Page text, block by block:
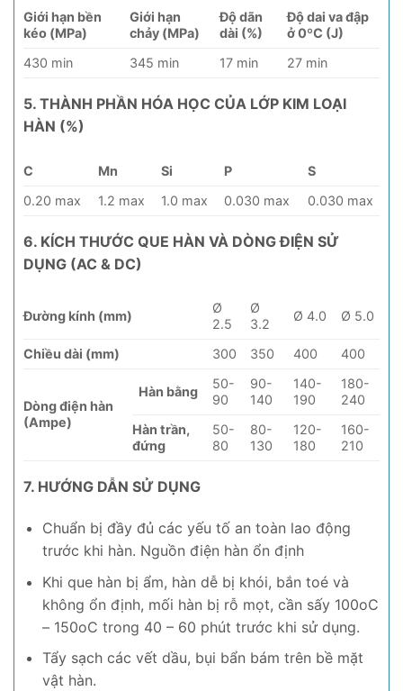
Giới hạn bền
kéo (MPa)
Giới hạn
chảy (MPa)
Độ dãn
dài (%)
Độ dai va đập
ở 0ºC (J)
430 min
345 min 17 min 27 min
5. THÀNH PHẦN HÓA HỌC CỦA LỚP KIM LOẠI
HÀN (%)
C Mn Si P
S
0.20 max
1.2 max 1.0 max 0.030 max 0.030 max
6. KÍCH THƯỚC QUE HÀN VÀ DÒNG ĐIỆN SỬ
DỤNG (AC & DC)
Đường kính (mm)
Ø
2.5
Ø
3.2
Ø 4.0 Ø 5.0
Chiều dài (mm) 300 350 400 400
Dòng điện hàn
(Ampe)
Hàn bằng
50-
90
90-
140
140-
190
180-
240
Hàn trần,
đứng
50-
80
80-
130
120-
180
160-
210
7. HƯỚNG DẪN SỬ DỤNG
Chuẩn bị đầy đủ các yếu tố an toàn lao động
trước khi hàn. Nguồn điện hàn ổn định
Khi que hàn bị ẩm, hàn dễ bị khói, bắn toé và
không ổn định, mối hàn bị rỗ mọt, cần sấy 100oC
– 150oC trong 40 – 60 phút trước khi sử dụng.
Tẩy sạch các vết dầu, bụi bẩn bám trên bề mặt
vật hàn.